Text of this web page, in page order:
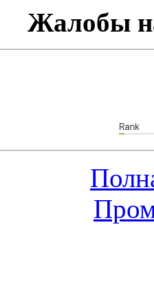
Жалобы